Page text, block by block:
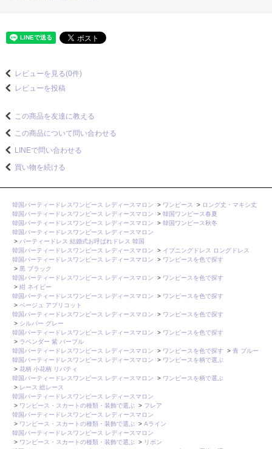
レビューを見る(0件)
レビューを投稿
この商品を友達に教える
この商品について問い合わせる
LINEで問い合わせる
買い物を続ける
韓国パーティードレスワンピース レディースマロン > ワンピース > ロング丈・マキシ丈
韓国パーティードレスワンピース レディースマロン
> 韓国ワンピース春夏
韓国パーティードレスワンピース レディースマロン
> 韓国ワンピース秋冬
韓国パーティードレスワンピース レディースマロン
> パーティードレス 結婚式お呼ばれドレス 韓国
韓国パーティードレスワンピース レディースマロン
> イブニングドレス ロングドレス
韓国パーティードレスワンピース レディースマロン
> ワンピースを色で探す
> 黒 ブラック
韓国パーティードレスワンピース レディースマロン
> ワンピースを色で探す
> 紺 ネイビー
韓国パーティードレスワンピース レディースマロン
> ワンピースを色で探す
> ベージュ アプリコット
韓国パーティードレスワンピース レディースマロン
> ワンピースを色で探す
> シルバー グレー
韓国パーティードレスワンピース レディースマロン
> ワンピースを色で探す
> ラベンダー 紫 パープル
韓国パーティードレスワンピース レディースマロン
> ワンピースを色で探す > 青 ブルー
韓国パーティードレスワンピース レディースマロン
> ワンピースを柄で選ぶ
> 花柄 小花柄 リバティ
韓国パーティードレスワンピース レディースマロン
> ワンピースを柄で選ぶ
> レース 総レース
韓国パーティードレスワンピース レディースマロン
> ワンピース・スカートの種類・装飾で選ぶ > フレア
韓国パーティードレスワンピース レディースマロン
> ワンピース・スカートの種類・装飾で選ぶ > Aライン
韓国パーティードレスワンピース レディースマロン
> ワンピース・スカートの種類・装飾で選ぶ > リボン